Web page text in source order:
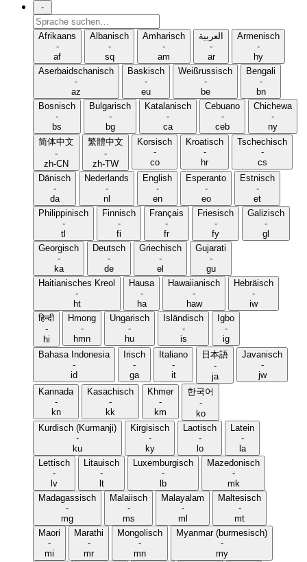
-
Sprache
suchen
Afrikaans
-
af
Albanisch
-
sq
Amharisch
-
am
العربية
-
ar
Armenisch
-
hy
Aserbaidschanisch
-
az
Baskisch
-
eu
Weißrussisch
-
be
Bengali
-
bn
Bosnisch
-
bs
Bulgarisch
-
bg
Katalanisch
-
ca
Cebuano
-
ceb
Chichewa
-
ny
简体中文
-
zh-CN
繁體中文
-
zh-TW
Korsisch
-
co
Kroatisch
-
hr
Tschechisch
-
cs
Dänisch
-
da
Nederlands
-
nl
English
-
en
Esperanto
-
eo
Estnisch
-
et
Philippinisch
-
tl
Finnisch
-
fi
Français
-
fr
Friesisch
-
fy
Galizisch
-
gl
Georgisch
-
ka
Deutsch
-
de
Griechisch
-
el
Gujarati
-
gu
Haitianisches Kreol
-
ht
Hausa
-
ha
Hawaiianisch
-
haw
Hebräisch
-
iw
हिन्दी
-
hi
Hmong
-
hmn
Ungarisch
-
hu
Isländisch
-
is
Igbo
-
ig
Bahasa Indonesia
-
id
Irisch
-
ga
Italiano
-
it
日本語
-
ja
Javanisch
-
jw
Kannada
-
kn
Kasachisch
-
kk
Khmer
-
km
한국어
-
ko
Kurdisch (Kurmanji)
-
ku
Kirgisisch
-
ky
Laotisch
-
lo
Latein
-
la
Lettisch
-
lv
Litauisch
-
lt
Luxemburgisch
-
lb
Mazedonisch
-
mk
Madagassisch
-
mg
Malaiisch
-
ms
Malayalam
-
ml
Maltesisch
-
mt
Maori
-
mi
Marathi
-
mr
Mongolisch
-
mn
Myanmar (burmesisch)
-
my